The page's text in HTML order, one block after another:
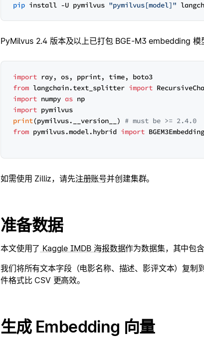
pip install -U pymilvus "pymilvus[model]"
PyMilvus 2.4 版本及以上已打包 BGE-M3 embedding 模
import
from langchain.text_splitter import
import numpy as
import
print(pymilvus.__version__) # must be >= 2.4.0
from pymilvus.model.hybrid import
如需使用 Zilliz，请先注册账号并创建集群。
准备数据
本文使用了 Kaggle IMDB 海报数据作为数据集，其中包
我们将所有文本字段（电影名称、描述、影评文本）复制
件格式比 CSV 更高效。
生成 Embedding 向量